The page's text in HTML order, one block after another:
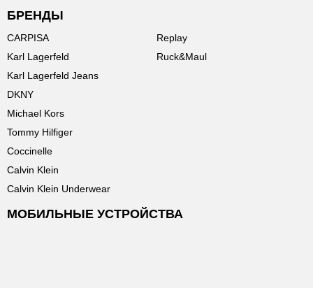
БРЕНДЫ
CARPISA
Karl Lagerfeld
Karl Lagerfeld Jeans
DKNY
Michael Kors
Tommy Hilfiger
Coccinelle
Calvin Klein
Calvin Klein Underwear
Replay
Ruck&Maul
МОБИЛЬНЫЕ УСТРОЙСТВА